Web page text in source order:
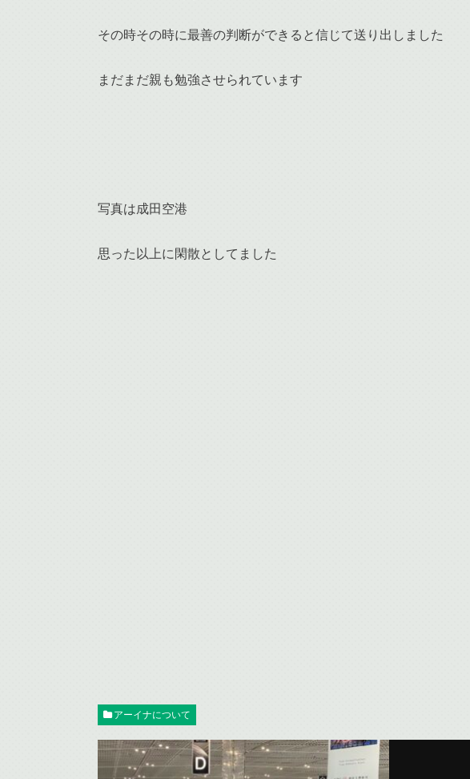
その時その時に最善の判断ができると信じて送り出しました
まだまだ親も勉強させられています
写真は成田空港
思った以上に閑散としてました
アーイナについて